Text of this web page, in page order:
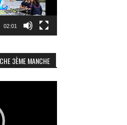
02:01
3ÈME MANCHE